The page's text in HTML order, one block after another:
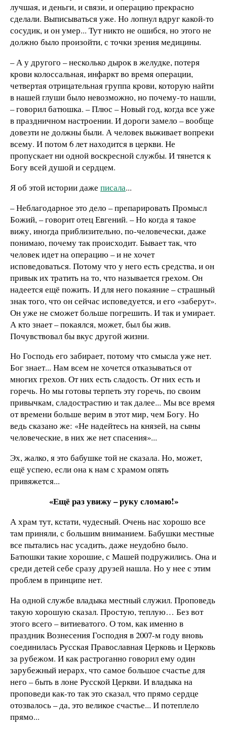
лучшая, и деньги, и связи, и операцию прекрасно
сделали. Выписываться уже. Но лопнул вдруг какой-то
сосудик, и он умер... Тут никто не ошибся, но этого не
должно было произойти, с точки зрения медицины.
– А у другого – несколько дырок в желудке, потеря
крови колоссальная, инфаркт во время операции,
четвертая отрицательная группа крови, которую найти
в нашей глуши было невозможно, но почему-то нашли,
– говорил батюшка. – Плюс – Новый год, когда все уже
в праздничном настроении. И дороги замело – вообще
довезти не должны были. А человек выживает вопреки
всему. И потом 6 лет находится в церкви. Не
пропускает ни одной воскресной службы. И тянется к
Богу всей душой и сердцем.
Я об этой истории даже писала...
– Неблагодарное это дело – препарировать Промысл
Божий, – говорит отец Евгений. – Но когда я такое
вижу, иногда приблизительно, по-человечески, даже
понимаю, почему так происходит. Бывает так, что
человек идет на операцию – и не хочет
исповедоваться. Потому что у него есть средства, и он
привык их тратить на то, что называется грехом. Он
надеется ещё пожить. И для него покаяние – страшный
знак того, что он сейчас исповедуется, и его «заберут».
Он уже не сможет больше погрешить. И так и умирает.
А кто знает – покаялся, может, был бы жив.
Почувствовал бы вкус другой жизни.
Но Господь его забирает, потому что смысла уже нет.
Бог знает... Нам всем не хочется отказываться от
многих грехов. От них есть сладость. От них есть и
горечь. Но мы готовы терпеть эту горечь, по своим
привычкам, сладострастию и так далее... Мы все время
от времени больше верим в этот мир, чем Богу. Но
ведь сказано же: «Не надейтесь на князей, на сыны
человеческие, в них же нет спасения»...
Эх, жалко, я это бабушке той не сказала. Но, может,
ещё успею, если она к нам с храмом опять
привяжется...
«Ещё раз увижу – руку сломаю!»
А храм тут, кстати, чудесный. Очень нас хорошо все
там приняли, с большим вниманием. Бабушки местные
все пытались нас усадить, даже неудобно было.
Батюшки такие хорошие, с Машей подружились. Она и
среди детей себе сразу друзей нашла. Но у нее с этим
проблем в принципе нет.
На одной службе владыка местный служил. Проповедь
такую хорошую сказал. Простую, теплую… Без вот
этого всего – витиеватого. О том, как именно в
праздник Вознесения Господня в 2007-м году вновь
соединилась Русская Православная Церковь и Церковь
за рубежом. И как растроганно говорил ему один
зарубежный иерарх, что самое большое счастье для
него – быть в лоне Русской Церкви. И владыка на
проповеди как-то так это сказал, что прямо сердце
отозвалось – да, это великое счастье... И потеплело
прямо...